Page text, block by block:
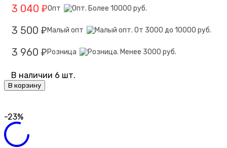
3 040 ₽Опт
3 500 ₽ Малый опт
3 960 ₽ Розница
В наличии 6 шт.
В корзину
-23%